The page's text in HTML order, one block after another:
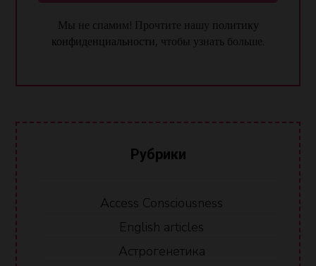
Мы не спамим! Прочтите нашу политику
конфиденциальности, чтобы узнать больше.
Рубрики
Access Consciousness
English articles
Астрогенетика